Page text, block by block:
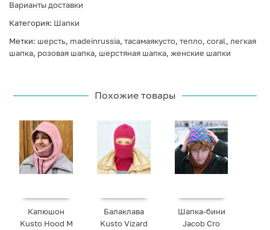
Варианты доставки
Категория: Шапки
Метки: шерсть, madeinrussia, тасамаякусто, тепло, coral, легкая
шапка, розовая шапка, шерстяная шапка, женские шапки
Похожие товары
Капюшон
Kusto Hood M
Балаклава
Kusto Vizard
Шапка-бини
Jacob Cro